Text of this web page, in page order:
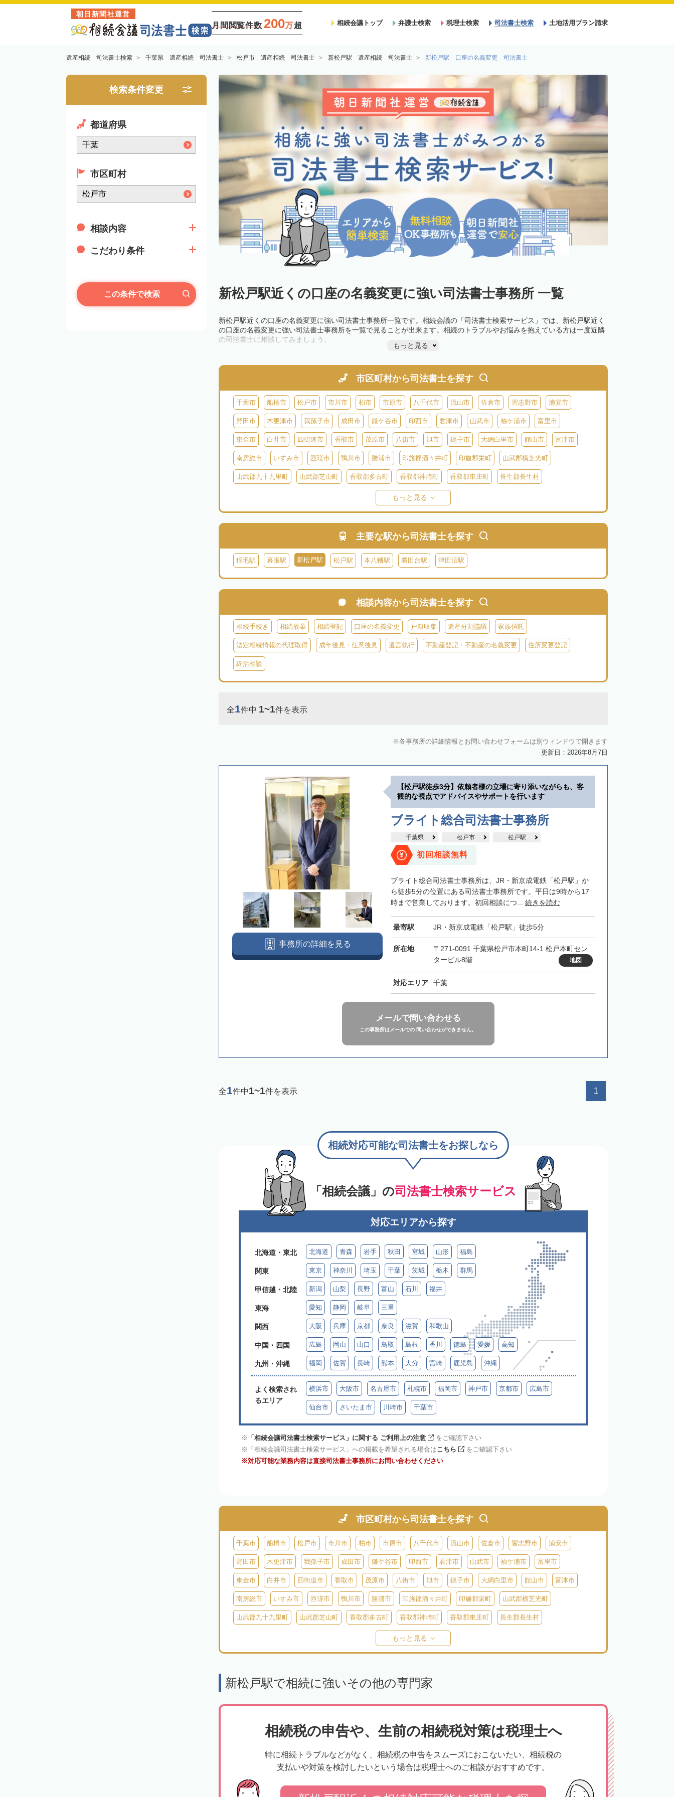
朝日新聞社運営
月間閲覧件数 200万超 相続会議トップ 弁護士検索 税理士検索 司法書士検索 土地活用プラン請求
遺産相続 司法書士検索 千葉県 遺産相続 司法書士 松戸市 遺産相続 司法書士 新松戸駅 遺産相続 司法書士 新松戸駅 口座の名義変更 司法書士
検索条件変更
都道府県
市区町村
相談内容
こだわり条件
この条件で検索 新松戸駅近くの口座の名義変更に強い司法書士事務所 一覧
新松戸駅近くの口座の名義変更に強い司法書士事務所一覧です。相続会議の「司法書士検索サービス」では、新松戸駅近く
の口座の名義変更に強い司法書士事務所を一覧で見ることが出来ます。相続のトラブルやお悩みを抱えている方は一度近隣
の司法書士に相談してみましょう。
もっと見る
市区町村から司法書士を探す
千葉市 船橋市 松戸市 市川市 柏市 市原市 八千代市 流山市 佐倉市 習志野市 浦安市
野田市 木更津市 我孫子市 成田市 鎌ケ谷市 印西市 君津市 山武市 袖ケ浦市 富里市
東金市 白井市 四街道市 香取市 茂原市 八街市 旭市 銚子市 大網白里市 館山市 富津市
南房総市 いすみ市 匝瑳市 鴨川市 勝浦市 印旛郡酒々井町 印旛郡栄町 山武郡横芝光町
山武郡九十九里町 山武郡芝山町 香取郡多古町 香取郡神崎町 香取郡東庄町 長生郡長生村
長生郡睦沢町
安房郡鋸南町
もっと見る
主要な駅から司法書士を探す
稲毛駅 幕張駅 新松戸駅 松戸駅 本八幡駅 勝田台駅 津田沼駅
相談内容から司法書士を探す
相続手続き 相続放棄 相続登記 口座の名義変更 戸籍収集 遺産分割協議 家族信託
法定相続情報の代理取得 成年後見・任意後見 遺言執行 不動産登記・不動産の名義変更 住所変更登記
終活相談
全1件中 1~1件を表示
各事務所の詳細情報とお問い合わせフォームは別ウィンドウで開きます
更新日：2026年8月7日
【松戸駅徒歩3分】依頼者様の立場に寄り添いながらも、客
観的な視点でアドバイスやサポートを行います
ブライト総合司法書士事務所
千葉県 松戸市 松戸駅
初回相談無料
ブライト総合司法書士事務所は、JR・新京成電鉄「松戸駅」か
ら徒歩5分の位置にある司法書士事務所です。平日は9時から17
時まで営業しております。初回相談につ... 続きを読む
最寄駅 JR・新京成電鉄「松戸駅」徒歩5分
所在地
〒271-0091 千葉県松戸市本町14-1 松戸本町セン
タービル8階
地図
対応エリア 千葉
事務所の詳細を見る
メールで問い合わせる
この事務所はメールでの 問い合わせができません。
全1件中1~1件を表示 1
「相続会議」の司法書士検索サービス
相続対応可能な司法書士をお探しなら
対応エリアから探す
北海道・東北 北海道 青森 岩手 秋田 宮城 山形 福島
関東 東京 神奈川 埼玉 千葉 茨城 栃木 群馬
甲信越・北陸 新潟 山梨 長野 富山 石川 福井
東海 愛知 静岡 岐阜 三重
関西 大阪 兵庫 京都 奈良 滋賀 和歌山
中国・四国 広島 岡山 山口 鳥取 島根 香川 徳島 愛媛 高知
九州・沖縄 福岡 佐賀 長崎 熊本 大分 宮崎 鹿児島 沖縄
よく検索され
るエリア
横浜市 大阪市 名古屋市 札幌市 福岡市 神戸市 京都市 広島市
仙台市 さいたま市 川崎市 千葉市
「相続会議司法書士検索サービス」に関する ご利用上の注意
をご確認下さい
「相続会議司法書士検索サービス」への掲載を希望される場合はこちら
をご確認下さい
対応可能な業務内容は直接司法書士事務所にお問い合わせください
市区町村から司法書士を探す
千葉市 船橋市 松戸市 市川市 柏市 市原市 八千代市 流山市 佐倉市 習志野市 浦安市
野田市 木更津市 我孫子市 成田市 鎌ケ谷市 印西市 君津市 山武市 袖ケ浦市 富里市
東金市 白井市 四街道市 香取市 茂原市 八街市 旭市 銚子市 大網白里市 館山市 富津市
南房総市 いすみ市 匝瑳市 鴨川市 勝浦市 印旛郡酒々井町 印旛郡栄町 山武郡横芝光町
山武郡九十九里町 山武郡芝山町 香取郡多古町 香取郡神崎町 香取郡東庄町 長生郡長生村
長生郡睦沢町
安房郡鋸南町
もっと見る
新松戸駅で相続に強いその他の専門家
相続税の申告や、生前の相続税対策は税理士へ
特に相続トラブルなどがなく、相続税の申告をスムーズにおこないたい、相続税の
支払いや対策を検討したいという場合は税理士へのご相談がおすすめです。